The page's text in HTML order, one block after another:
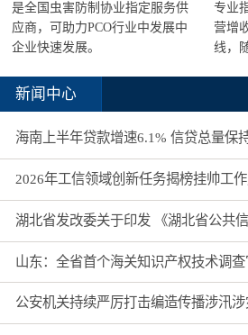
是全国虫害防制协业指定服务供
应商，可助力PCO行业中发展中
企业快速发展。
专业
营增
线，
新闻中心
2026年工信领域创新任务揭榜挂帅工